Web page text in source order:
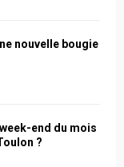
nouvelle bougie
end du mois
?